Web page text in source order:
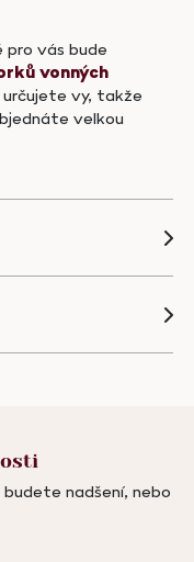
pro vás bude
vonných
vy, takže
velkou
nadšení, nebo